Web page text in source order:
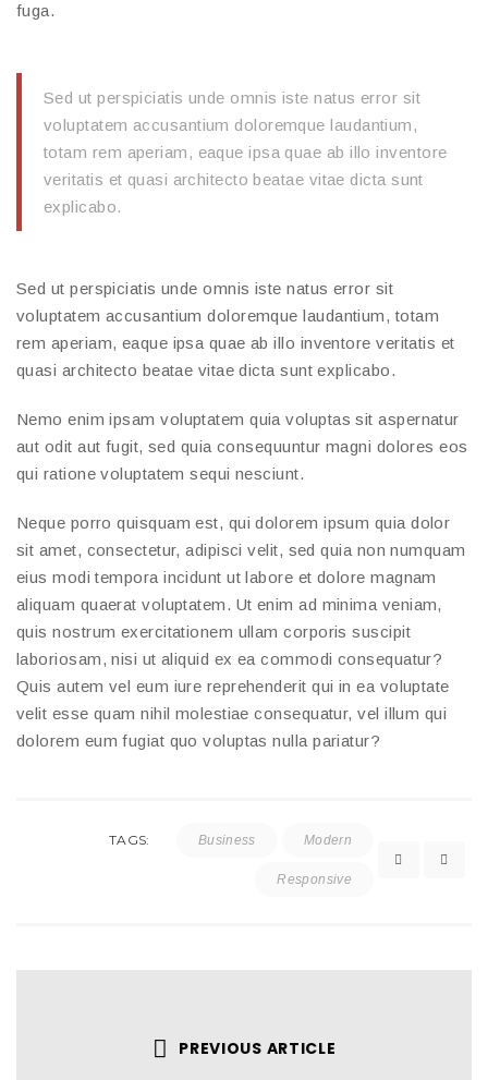
fuga.
Sed ut perspiciatis unde omnis iste natus error sit
voluptatem accusantium doloremque laudantium,
totam rem aperiam, eaque ipsa quae ab illo inventore
veritatis et quasi architecto beatae vitae dicta sunt
explicabo.
Sed ut perspiciatis unde omnis iste natus error sit
voluptatem accusantium doloremque laudantium, totam
rem aperiam, eaque ipsa quae ab illo inventore veritatis et
quasi architecto beatae vitae dicta sunt explicabo.
Nemo enim ipsam voluptatem quia voluptas sit aspernatur
aut odit aut fugit, sed quia consequuntur magni dolores eos
qui ratione voluptatem sequi nesciunt.
Neque porro quisquam est, qui dolorem ipsum quia dolor
sit amet, consectetur, adipisci velit, sed quia non numquam
eius modi tempora incidunt ut labore et dolore magnam
aliquam quaerat voluptatem. Ut enim ad minima veniam,
quis nostrum exercitationem ullam corporis suscipit
laboriosam, nisi ut aliquid ex ea commodi consequatur?
Quis autem vel eum iure reprehenderit qui in ea voluptate
velit esse quam nihil molestiae consequatur, vel illum qui
dolorem eum fugiat quo voluptas nulla pariatur?
TAGS: Business Modern
Responsive
PREVIOUS ARTICLE